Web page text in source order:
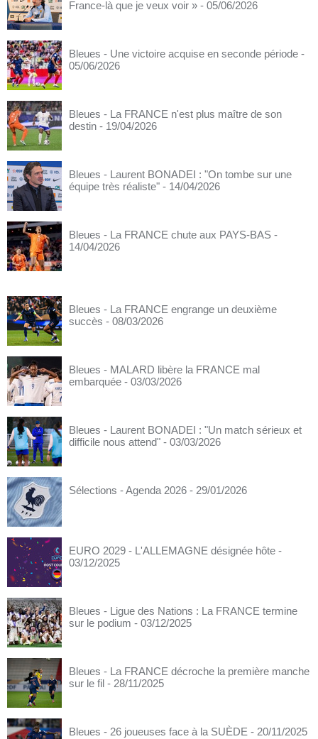
France-là que je veux voir » - 05/06/2026
Bleues - Une victoire acquise en seconde période -
05/06/2026
Bleues - La FRANCE n'est plus maître de son
destin - 19/04/2026
Bleues - Laurent BONADEI : "On tombe sur une
équipe très réaliste" - 14/04/2026
Bleues - La FRANCE chute aux PAYS-BAS -
14/04/2026
Bleues - La FRANCE engrange un deuxième
succès - 08/03/2026
Bleues - MALARD libère la FRANCE mal
embarquée - 03/03/2026
Bleues - Laurent BONADEI : "Un match sérieux et
difficile nous attend" - 03/03/2026
Sélections - Agenda 2026 - 29/01/2026
EURO 2029 - L'ALLEMAGNE désignée hôte -
03/12/2025
Bleues - Ligue des Nations : La FRANCE termine
sur le podium - 03/12/2025
Bleues - La FRANCE décroche la première manche
sur le fil - 28/11/2025
Bleues - 26 joueuses face à la SUÈDE - 20/11/2025